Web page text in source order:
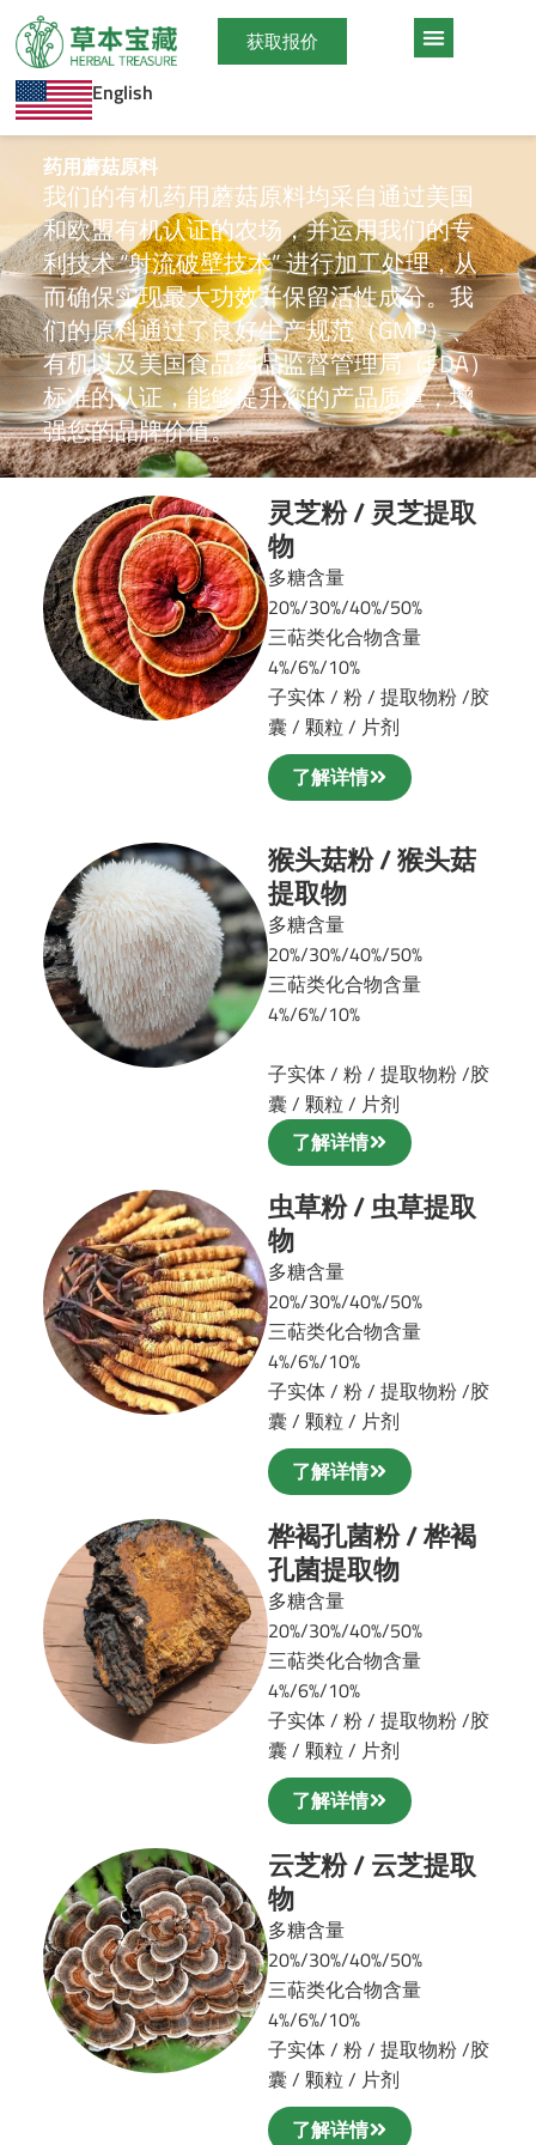
至
容
获取报价
English
药用蘑菇原料
我们的有机药用蘑菇原料均采自通过美国
和欧盟有机认证的农场，并运用我们的专
利技术 “射流破壁技术” 进行加工处理，从
而确保实现最大功效并保留活性成分。我
们的原料通过了良好生产规范（GMP）、
有机以及美国食品药品监督管理局（FDA）
标准的认证，能够提升您的产品质量，增
强您的品牌价值。
灵芝粉 / 灵芝提取
物
多糖含量
20%/30%/40%/50%
三萜类化合物含量
4%/6%/10%
子实体 / 粉 / 提取物粉 /胶
囊 / 颗粒 / 片剂
了解详情
猴头菇粉 / 猴头菇
提取物
多糖含量
20%/30%/40%/50%
三萜类化合物含量
4%/6%/10%
子实体 / 粉 / 提取物粉 /胶
囊 / 颗粒 / 片剂
了解详情
虫草粉 / 虫草提取
物
多糖含量
20%/30%/40%/50%
三萜类化合物含量
4%/6%/10%
子实体 / 粉 / 提取物粉 /胶
囊 / 颗粒 / 片剂
了解详情
桦褐孔菌粉 / 桦褐
孔菌提取物
多糖含量
20%/30%/40%/50%
三萜类化合物含量
4%/6%/10%
子实体 / 粉 / 提取物粉 /胶
囊 / 颗粒 / 片剂
了解详情
云芝粉 / 云芝提取
物
多糖含量
20%/30%/40%/50%
三萜类化合物含量
4%/6%/10%
子实体 / 粉 / 提取物粉 /胶
囊 / 颗粒 / 片剂
了解详情